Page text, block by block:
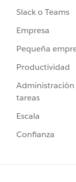
Slack o Teams
Empresa
Pequeña
Productividad
Administración
tareas
Escala
Confianza